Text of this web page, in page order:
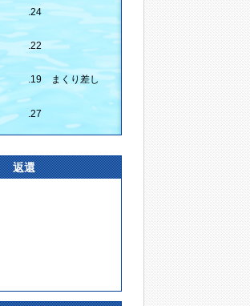
.24
.22
.19 まくり差し
.27
返還